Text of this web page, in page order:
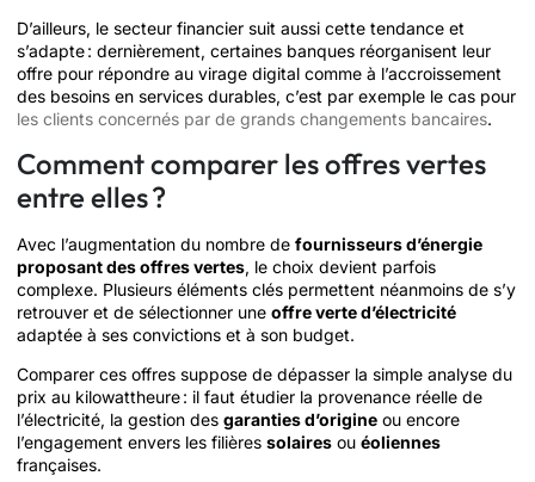
D’ailleurs, le secteur financier suit aussi cette tendance et
s’adapte : dernièrement, certaines banques réorganisent leur
offre pour répondre au virage digital comme à l’accroissement
des besoins en services durables, c’est par exemple le cas pour
les clients concernés par de grands changements bancaires.
Comment comparer les offres vertes
entre elles ?
Avec l’augmentation du nombre de fournisseurs d’énergie
proposant des offres vertes, le choix devient parfois
complexe. Plusieurs éléments clés permettent néanmoins de s’y
retrouver et de sélectionner une offre verte d’électricité
adaptée à ses convictions et à son budget.
Comparer ces offres suppose de dépasser la simple analyse du
prix au kilowattheure : il faut étudier la provenance réelle de
l’électricité, la gestion des garanties d’origine ou encore
l’engagement envers les filières solaires ou éoliennes
françaises.